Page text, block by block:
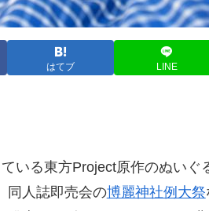
はてブ LINE
いる東方Project原作のぬい
同人誌即売会の博麗神社例大祭